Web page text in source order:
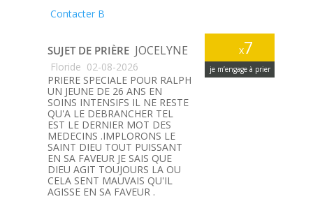
Contacter B
x7
je m’engage à prier
SUJET DE PRIÈRE JOCELYNE
Floride 02-08-2026
PRIERE SPECIALE POUR RALPH
UN JEUNE DE 26 ANS EN
SOINS INTENSIFS IL NE RESTE
QU'A LE DEBRANCHER TEL
EST LE DERNIER MOT DES
MEDECINS .IMPLORONS LE
SAINT DIEU TOUT PUISSANT
EN SA FAVEUR JE SAIS QUE
DIEU AGIT TOUJOURS LA OU
CELA SENT MAUVAIS QU'IL
AGISSE EN SA FAVEUR .